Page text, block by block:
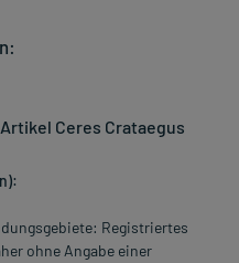
Ceres Crataegus
Registriertes
ohne Angabe einer